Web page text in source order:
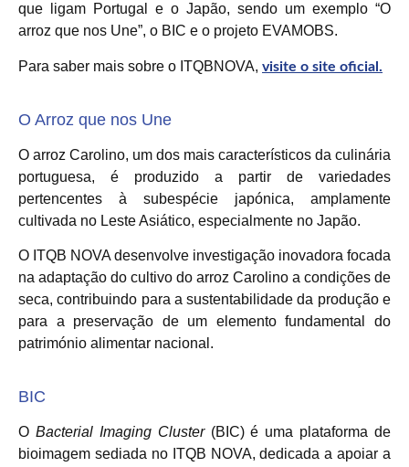
que ligam Portugal e o Japão, sendo um exemplo “O
arroz que nos Une”, o BIC e o projeto EVAMOBS.
Para saber mais sobre o ITQBNOVA, visite o site oficial.
O Arroz que nos Une
O arroz Carolino, um dos mais característicos da culinária
portuguesa, é produzido a partir de variedades
pertencentes à subespécie japónica, amplamente
cultivada no Leste Asiático, especialmente no Japão.
O ITQB NOVA desenvolve investigação inovadora focada
na adaptação do cultivo do arroz Carolino a condições de
seca, contribuindo para a sustentabilidade da produção e
para a preservação de um elemento fundamental do
património alimentar nacional.
BIC
O Bacterial Imaging Cluster(BIC) é uma plataforma de
bioimagem sediada no ITQB NOVA, dedicada a apoiar a